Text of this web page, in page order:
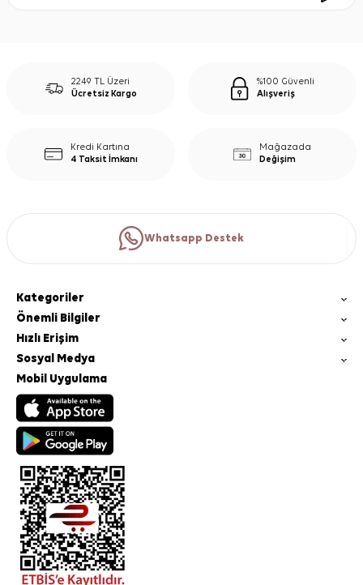
2249 TL Üzeri
Ücretsiz Kargo
%100 Güvenli
Alışveriş
Kredi Kartına
4 Taksit İmkanı
Mağazada
Değişim
Whatsapp Destek
Kategoriler
Önemli Bilgiler
Hızlı Erişim
Sosyal Medya
Mobil Uygulama